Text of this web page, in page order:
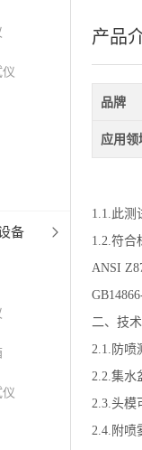
备
产品
品牌
应用领
1.1.此测
1.2.符合
ANSI
二、技
2.1.防喷
2.2.集水
2.3.头模
2.4.附喷